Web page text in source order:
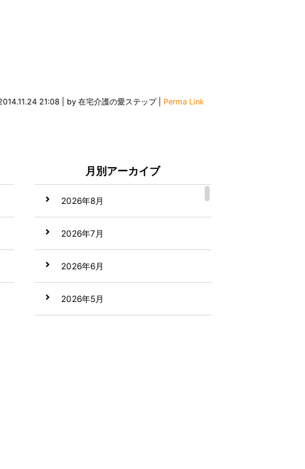
21:08 by 在宅介護の愛ステップ| Perma Link
月別アーカイブ
2026年8月
2026年7月
2026年6月
2026年5月